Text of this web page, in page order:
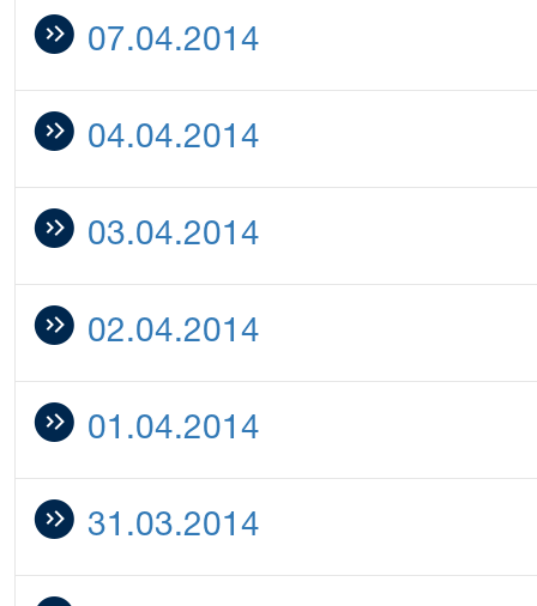
07.04.2014
04.04.2014
03.04.2014
02.04.2014
01.04.2014
31.03.2014